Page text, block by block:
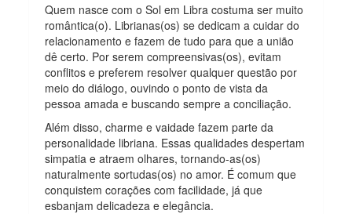
Quem nasce com o Sol em Libra costuma ser muito
romântica(o). Librianas(os) se dedicam a cuidar do
relacionamento e fazem de tudo para que a união
dê certo. Por serem compreensivas(os), evitam
conflitos e preferem resolver qualquer questão por
meio do diálogo, ouvindo o ponto de vista da
pessoa amada e buscando sempre a conciliação.
Além disso, charme e vaidade fazem parte da
personalidade libriana. Essas qualidades despertam
simpatia e atraem olhares, tornando-as(os)
naturalmente sortudas(os) no amor. É comum que
conquistem corações com facilidade, já que
esbanjam delicadeza e elegância.